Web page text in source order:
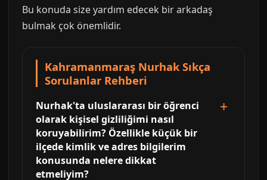
Bu konuda size yardım edecek bir arkadaş
bulmak çok önemlidir.
Kahramanmaraş Nurhak Sıkça
Sorulanlar Rehberi
Nurhak'ta uluslararası bir öğrenci
olarak kişisel gizliliğimi nasıl
koruyabilirim? Özellikle küçük bir
ilçede kimlik ve adres bilgilerim
konusunda nelere dikkat
etmeliyim?